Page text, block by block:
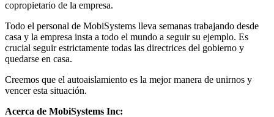
copropietario de la empresa.
Todo el personal de MobiSystems lleva semanas trabajando desde
casa y la empresa insta a todo el mundo a seguir su ejemplo. Es
crucial seguir estrictamente todas las directrices del gobierno y
quedarse en casa.
Creemos que el autoaislamiento es la mejor manera de unirnos y
vencer esta situación.
Acerca de MobiSystems Inc: